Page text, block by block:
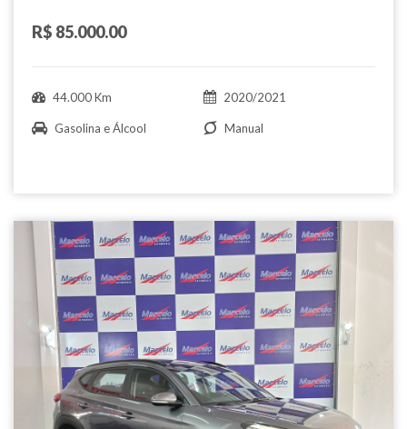
R$ 85.000.00
44.000 Km 2020/2021
Gasolina e Álcool Manual